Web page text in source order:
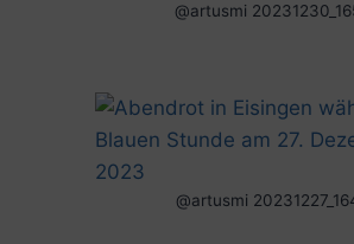
@artusmi
@artusmi